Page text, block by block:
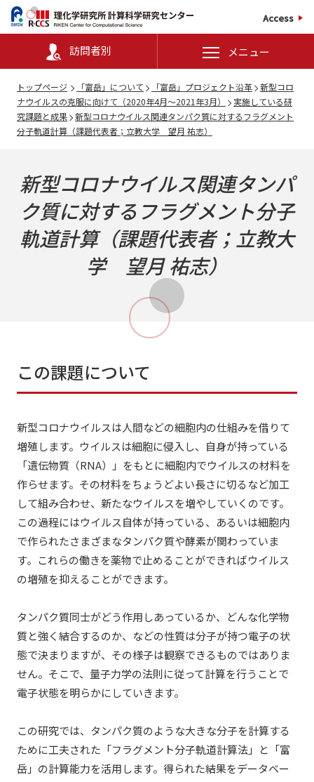
Access
訪問者別 メニュー
トップページ 「富岳」について 「富岳」プロジェクト沿革
新型コロ
ナウイルスの克服に向けて（2020年4月～2021年3月）
実施している研
究課題と成果
新型コロナウイルス関連タンパク質に対するフラグメント
分子軌道計算（課題代表者；立教大学 望月 祐志）
新型コロナウイルス関連タンパ
ク質に対するフラグメント分子
軌道計算（課題代表者；立教大
学 望月 祐志）
この課題について
新型コロナウイルスは人間などの細胞内の仕組みを借りて
増殖します。ウイルスは細胞に侵入し、自身が持っている
「遺伝物質（RNA）」をもとに細胞内でウイルスの材料を
作らせます。その材料をちょうどよい長さに切るなど加工
して組み合わせ、新たなウイルスを増やしていくのです。
この過程にはウイルス自体が持っている、あるいは細胞内
で作られたさまざまなタンパク質や酵素が関わっていま
す。これらの働きを薬物で止めることができればウイルス
の増殖を抑えることができます。
タンパク質同士がどう作用しあっているか、どんな化学物
質と強く結合するのか、などの性質は分子が持つ電子の状
態で決まりますが、その様子は観察できるものではありま
せん。そこで、量子力学の法則に従って計算を行うことで
電子状態を明らかにしていきます。
この研究では、タンパク質のような大きな分子を計算する
ために工夫された「フラグメント分子軌道計算法」と「富
岳」の計算能力を活用します。得られた結果をデータベー